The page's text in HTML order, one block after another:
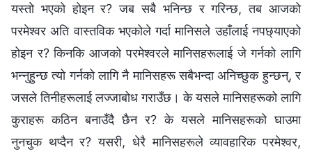
यस्तो भएको होइन र? जब सबै भनिन्छ र गरिन्छ, तब आजको
परमेश्‍वर अति वास्तविक भएकोले गर्दा मानिसले उहाँलाई नपछ्याएको
होइन र? किनकि आजको परमेश्‍वरले मानिसहरूलाई जे गर्नको लागि
भन्नुहुन्छ त्यो गर्नको लागि नै मानिसहरू सबैभन्दा अनिच्छुक हुन्छन्‌, र
जसले तिनीहरूलाई लज्जाबोध गराउँछ। के यसले मानिसहरूको लागि
कुराहरू कठिन बनाउँदै छैन र? के यसले मानिसहरूको घाउमा
नुनचुक थप्दैन र? यसरी, धेरै मानिसहरूले व्यावहारिक परमेश्‍वर,